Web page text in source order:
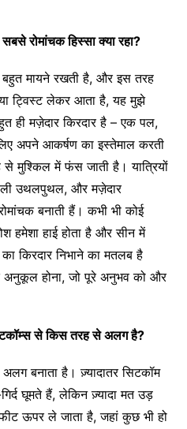
सबसे रोमांचक हिस्सा क्या रहा?
बहुत मायने रखती है, और इस तरह
ट्विस्ट लेकर आता है, यह मुझे
ही मज़ेदार किरदार है – एक पल,
अपने आकर्षण का इस्तेमाल करती
मुश्किल में फंस जाती है। यात्रियों
उथलपुथल, और मज़ेदार
बनाती हैं। कभी भी कोई
हमेशा हाई होता है और सीन में
किरदार निभाने का मतलब है
के अनुकूल होना, जो पूरे अनुभव को और
से किस तरह से अलग है?
बनाता है। ज़्यादातर सिटकॉम
घूमते हैं, लेकिन ज़्यादा मत उड़
ऊपर ले जाता है, जहां कुछ भी हो